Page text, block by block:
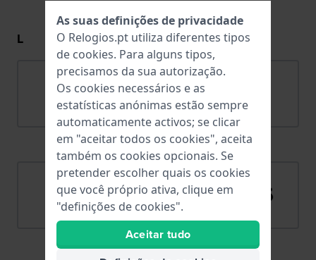
L
Lacoste Ligure
As suas definições de privacidade
O Relogios.pt utiliza diferentes tipos
de cookies. Para alguns tipos,
precisamos da sua autorização.
Os cookies necessários e as
estatísticas anónimas estão sempre
automaticamente activos; se clicar
em "aceitar todos os cookies", aceita
também os cookies opcionais. Se
pretender escolher quais os cookies
que você próprio ativa, clique em
"definições de cookies".
Aceitar tudo